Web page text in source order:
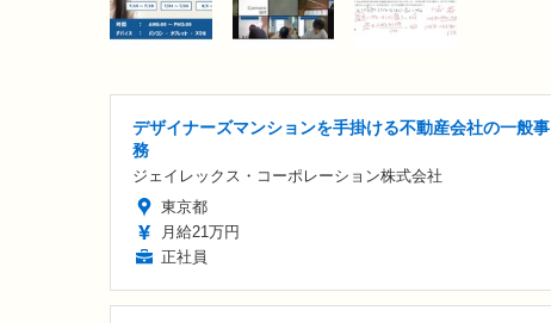
デザイナーズマンションを手掛ける不動産会社の一般事
務
ジェイレックス・コーポレーション株式会社
東京都
月給21万円
正社員